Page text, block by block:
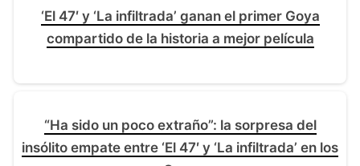
‘El 47′ y ‘La infiltrada’ ganan el primer Goya
compartido de la historia a mejor película
“Ha sido un poco extraño”: la sorpresa del
insólito empate entre ‘El 47′ y ‘La infiltrada’ en los